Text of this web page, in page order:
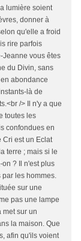
lumière soient
donner à
qu'elle a froid
rire parfois
Jeanne vous êtes
du Divin, sans
abondance
là de
/> Il n'y a que
toutes les
confondues en
Cri est un Eclat
terre ; mais si le
? Il n'est plus
par les hommes.
sur une
pas une lampe
met sur un
la maison. Que
afin qu'ils voient